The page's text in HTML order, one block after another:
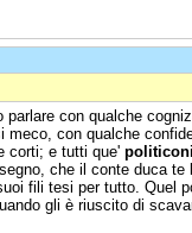
parlare con qualche
con qualche
corti; e tutti que' politiconi
che il conte duca te
fili tesi per tutto. Quel
gli è riuscito di